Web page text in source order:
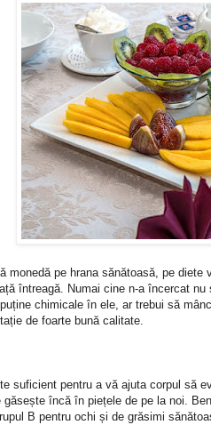
monedă pe hrana sănătoasă, pe
întreagă. Numai cine n-a încercat
chimicale în ele, ar trebui să
de foarte bună calitate.
suficient pentru a vă ajuta corpul să
încă în piețele de pe la noi.
B pentru ochi și de grăsimi